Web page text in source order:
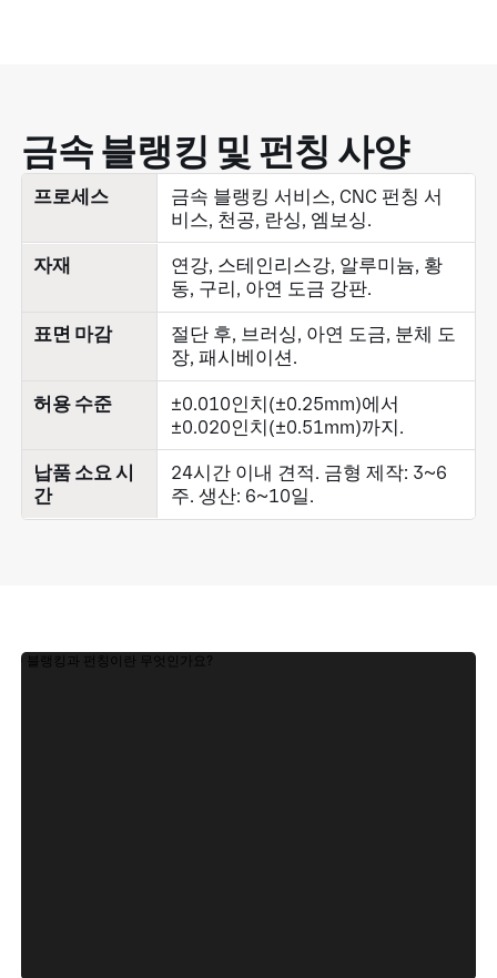
금속 블랭킹 및 펀칭 사양
프로세스
금속 블랭킹 서비스, CNC 펀칭 서
비스, 천공, 란싱, 엠보싱.
자재
연강, 스테인리스강, 알루미늄, 황
동, 구리, 아연 도금 강판.
표면 마감
절단 후, 브러싱, 아연 도금, 분체 도
장, 패시베이션.
허용 수준
±0.010인치(±0.25mm)에서
±0.020인치(±0.51mm)까지.
납품 소요 시
간
24시간 이내 견적. 금형 제작: 3~6
주. 생산: 6~10일.